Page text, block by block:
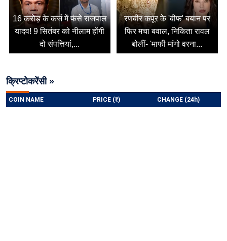
16 करोड़ के कर्ज में फंसे राजपाल
यादव! 9 सितंबर को नीलाम होंगी
दो संपत्तियां,...
रणबीर कपूर के 'बीफ' बयान पर
फिर मचा बवाल, निकिता रावल
बोलीं- 'माफी मांगो वरना...
क्रिप्टोकरेंसी »